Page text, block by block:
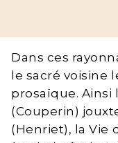
Dans ces
le sacré voisine
prosaïque. Ainsi
(Couperin)
(Henriet), la Vie